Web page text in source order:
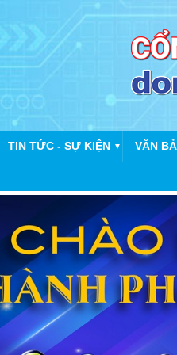
TIN TỨC - SỰ KIỆN ▼ VĂN